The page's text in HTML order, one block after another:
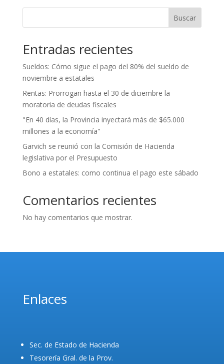
Buscar
Entradas recientes
Sueldos: Cómo sigue el pago del 80% del sueldo de
noviembre a estatales
Rentas: Prorrogan hasta el 30 de diciembre la
moratoria de deudas fiscales
"En 40 días, la Provincia inyectará más de $65.000
millones a la economía"
Garvich se reunió con la Comisión de Hacienda
legislativa por el Presupuesto
Bono a estatales: como continua el pago este sábado
Comentarios recientes
No hay comentarios que mostrar.
Enlaces
Sec. de Estado de Hacienda
Tesorería Gral. de la Prov.